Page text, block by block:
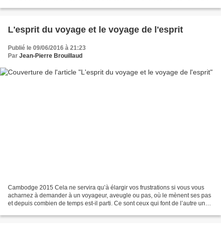
L'esprit du voyage et le voyage de l'esprit
Publié le 09/06/2016 à 21:23
Par Jean-Pierre Brouillaud
Cambodge 2015 Cela ne servira qu’à élargir vos frustrations si vous vous
acharnez à demander à un voyageur, aveugle ou pas, où le mènent ses pas
et depuis combien de temps est-il parti. Ce sont ceux qui font de l’autre un